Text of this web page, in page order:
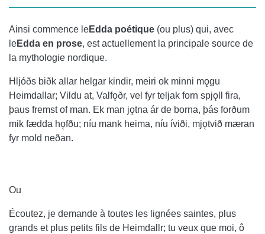
Ainsi commence leEdda poétique (ou plus) qui, avec
leEdda en prose, est actuellement la principale source de
la mythologie nordique.
Hljóðs biðk allar helgar kindir, meiri ok minni mǫgu
Heimdallar; Vildu at, Valfǫðr, vel fyr teljak forn spjǫll fira,
þaus fremst of man. Ek man jǫtna ár de borna, þás forðum
mik fædda hǫfðu; níu mank heima, níu íviði, mjǫtvið mæran
fyr mold neðan.
Ou
Écoutez, je demande à toutes les lignées saintes, plus
grands et plus petits fils de Heimdallr; tu veux que moi, ô